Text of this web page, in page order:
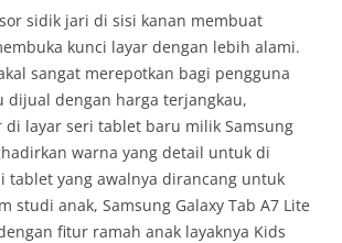
sidik jari di sisi kanan membuat
kunci layar dengan lebih alami.
sangat merepotkan bagi pengguna
dijual dengan harga terjangkau,
layar seri tablet baru milik Samsung
warna yang detail untuk di
tablet yang awalnya dirancang untuk
studi anak, Samsung Galaxy Tab A7 Lite
fitur ramah anak layaknya Kids